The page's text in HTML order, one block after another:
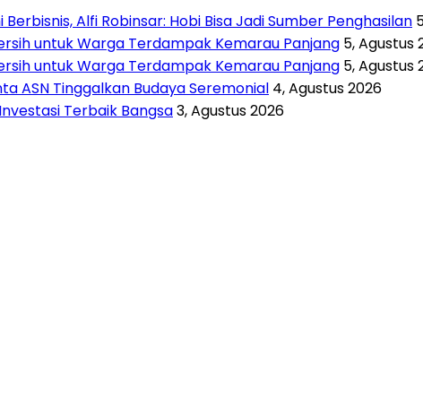
Alfi Robinsar: Hobi Bisa Jadi Sumber Penghasilan
untuk Warga Terdampak Kemarau Panjang 5, Agustus
untuk Warga Terdampak Kemarau Panjang 5, Agustus
ASN Tinggalkan Budaya Seremonial 4, Agustus 2026
Terbaik Bangsa3, Agustus 2026